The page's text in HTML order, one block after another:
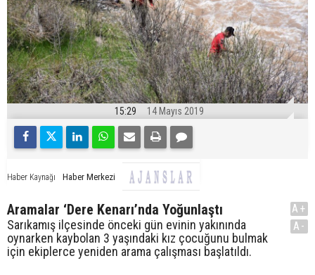
15:29 14 Mayıs 2019
Haber Kaynağı Haber Merkezi
Aramalar ‘Dere Kenarı’nda Yoğunlaştı
Sarıkamış ilçesinde önceki gün evinin yakınında
oynarken kaybolan 3 yaşındaki kız çocuğunu bulmak
için ekiplerce yeniden arama çalışması başlatıldı.
A+
A-